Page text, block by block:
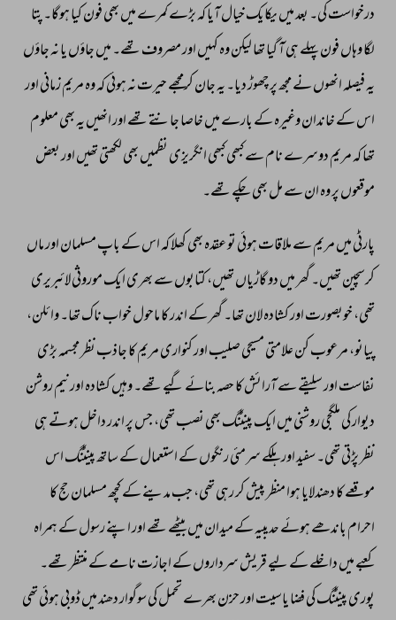
درخواست کی۔ بعد میں یکایک خیال آیا کہ بڑے کمرے میں بھی فون کیا ہوگا۔ پتا
لگا وہاں فون پہلے ہی آ گیا تھا لیکن وہ کہیں اور مصروف تھے۔ میں جاؤں یا نہ جاؤں
یہ فیصلہ انھوں نے مجھ پر چھوڑ دیا۔ یہ جان کرمجھے حیرت نہ ہوئی کہ وہ مریم زمانی اور
اس کے خاندان وغیرہ کے بارے میں خاصا جانتے تھے اور انھیں یہ بھی معلوم
تھا کہ مریم دوسرے نام سے کبھی کبھی انگریزی نظمیں بھی لکھتی تھیں اور بعض
موقعوں پر وہ ان سے مل بھی چکے تھے۔
پارٹی میں مریم سے ملاقات ہوئی تو عقدہ بھی کھلا کہ اس کے باپ مسلمان اور ماں
کرسچین تھیں۔ گھر میں دو گاڑیاں تھیں، کتابوں سے بھری ایک موروثی لائبریری
تھی، خوبصورت اور کشادہ لان تھا۔ گھر کے اندر کا ماحول خواب ناک تھا۔ وائلن،
پیانو، مرعوب کن علامتی مسیحی صلیب اور کنواری مریم کا جاذب نظر مجسمہ بڑی
نفاست اور سلیقے سے آرائش کا حصہ بنائے گیے تھے۔ وہیں کشادہ اور نیم روشن
دیوار کی ملگجی روشنی میں ایک پینٹنگ بھی نصب تھی، جس پر اندر داخل ہوتے ہی
نظر پڑتی تھی۔ سفید اور ہلکے سرمئی رنگوں کے استعمال کے ساتھ پینٹنگ اس
موقعے کا دھندلایا ہوا منظر پیش کر رہی تھی، جب مدینے کے کچھ مسلمان حج کا
احرام باندھے ہوئے حدیبیہ کے میدان میں بیٹھے تھے اور اپنے رسول کے ہمراہ
کعبے میں داخلے کے لیے قریش سرداروں کے اجازت نامے کے منتظر تھے۔
پوری پینٹنگ کی فضا یاسیت اور حزن بھرے تحمل کی سوگوار دھند میں ڈوبی ہوئی تھی